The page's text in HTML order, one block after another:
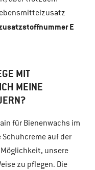
E
MIT
MEINE
für Bienenwachs im
auf der
unsere
zu pflegen. Die